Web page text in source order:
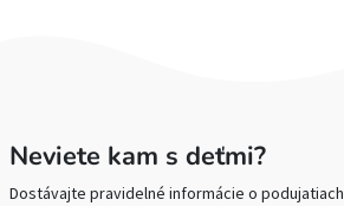
Neviete kam s deťmi?
Dostávajte pravidelné informácie o podujatiach